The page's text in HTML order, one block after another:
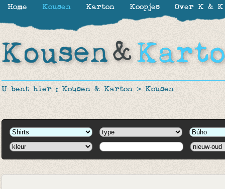
U bent hier : Kousen & Karton > Kousen
Home Kousen Karton Koopjes Over K & K